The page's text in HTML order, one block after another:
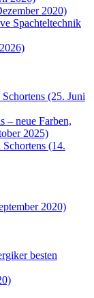
2020)
Spachteltechnik
(25. Juni
– neue Farben,
2025)
(14.
2020)
besten